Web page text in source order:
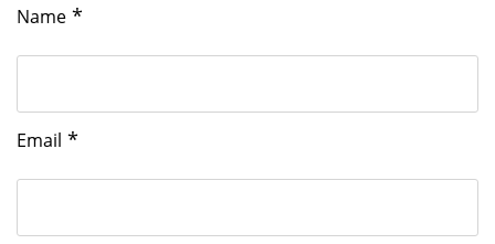
Name *
Email *